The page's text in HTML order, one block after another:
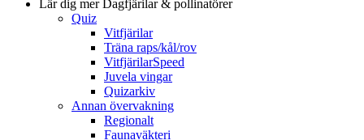
Lär dig merDagfjärilar & pollinatörer
Quiz
Vitfjärilar
Träna raps/kål/rov
VitfjärilarSpeed
Juvela vingar
Quizarkiv
Annan övervakning
Regionalt
Faunaväkteri